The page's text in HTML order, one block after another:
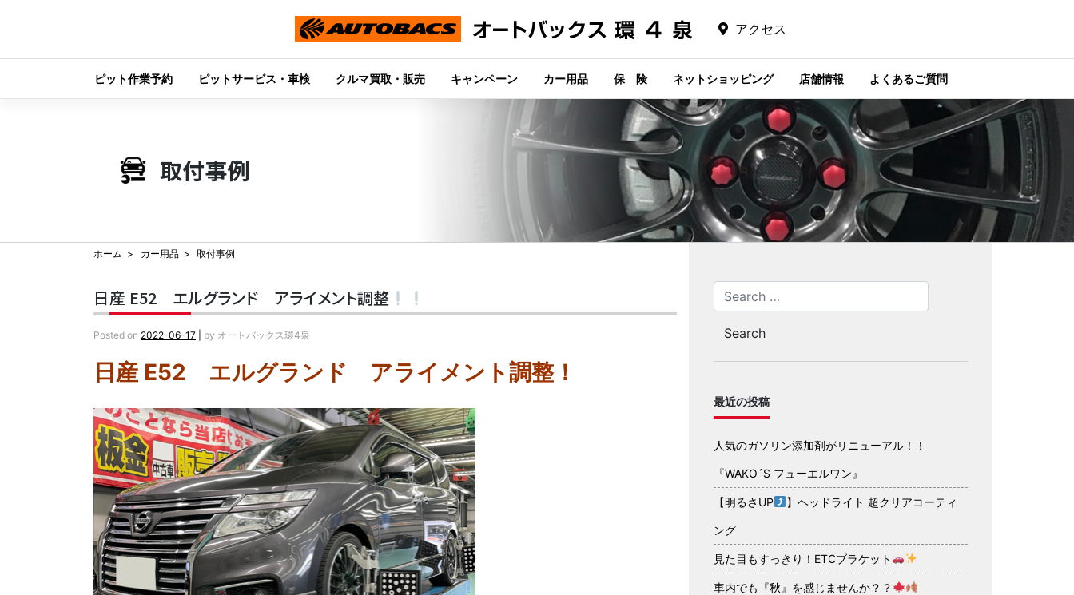
アクセス
ピット作業予約 ピットサービス・車検 クルマ買取・販売 キャンペーン カー用品 保 険 ネットショッピング 店舗情報 よくあるご質問
取付事例
ホーム カー用品 取付事例
日産 E52 エルグランド アライメント調整
Posted on 2022-06-17 by オートバックス環4泉
日産 E52 エルグランド アライメント調整！
最近の投稿
人気のガソリン添加剤がリニューアル！！
『WAKO´S フューエルワン』
【明るさUP 】ヘッドライト 超クリアコーティ
ング
見た目もすっきり！ETCブラケット
車内でも『秋』を感じませんか？？